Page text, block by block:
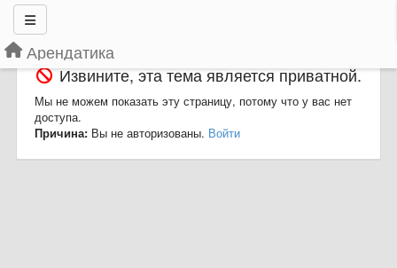
Арендатика
Извините, эта тема является приватной.
Мы не можем показать эту страницу, потому что у вас нет
доступа.
Причина: Вы не авторизованы. Войти